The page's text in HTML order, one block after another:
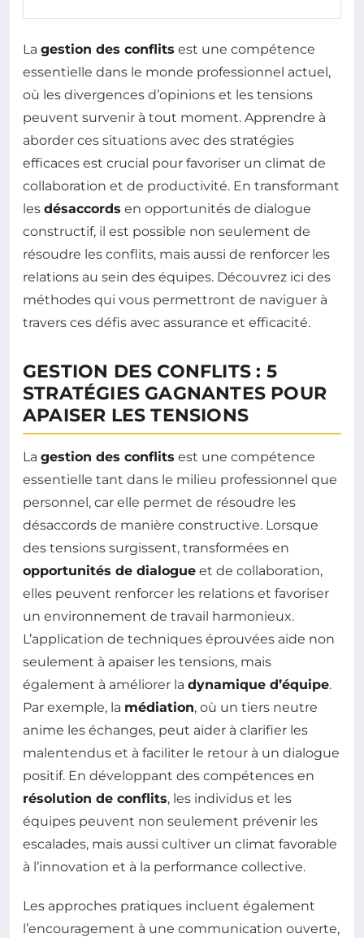
La gestion des conflits est une compétence
essentielle dans le monde professionnel actuel,
où les divergences d’opinions et les tensions
peuvent survenir à tout moment. Apprendre à
aborder ces situations avec des stratégies
efficaces est crucial pour favoriser un climat de
collaboration et de productivité. En transformant
les désaccords en opportunités de dialogue
constructif, il est possible non seulement de
résoudre les conflits, mais aussi de renforcer les
relations au sein des équipes. Découvrez ici des
méthodes qui vous permettront de naviguer à
travers ces défis avec assurance et efficacité.
GESTION DES CONFLITS : 5
STRATÉGIES GAGNANTES POUR
APAISER LES TENSIONS
La gestion des conflits est une compétence
essentielle tant dans le milieu professionnel que
personnel, car elle permet de résoudre les
désaccords de manière constructive. Lorsque
des tensions surgissent, transformées en
opportunités de dialogue et de collaboration,
elles peuvent renforcer les relations et favoriser
un environnement de travail harmonieux.
L’application de techniques éprouvées aide non
seulement à apaiser les tensions, mais
également à améliorer la dynamique d’équipe.
Par exemple, la médiation, où un tiers neutre
anime les échanges, peut aider à clarifier les
malentendus et à faciliter le retour à un dialogue
positif. En développant des compétences en
résolution de conflits, les individus et les
équipes peuvent non seulement prévenir les
escalades, mais aussi cultiver un climat favorable
à l’innovation et à la performance collective.
Les approches pratiques incluent également
l’encouragement à une communication ouverte,